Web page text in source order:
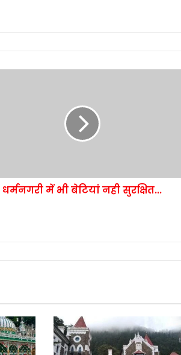
धर्मनगरी में भी बेटियां नही सुरक्षित...